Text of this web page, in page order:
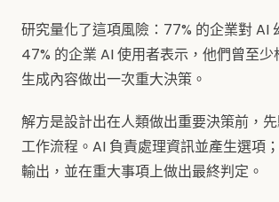
研究量化了這項風險：77% 的企業對 AI
47% 的企業 AI 使用者表示，他們曾至
生成內容做出一次重大決策。
解方是設計出在人類做出重要決策前，
工作流程。AI 負責處理資訊並產生選項
輸出，並在重大事項上做出最終判定。